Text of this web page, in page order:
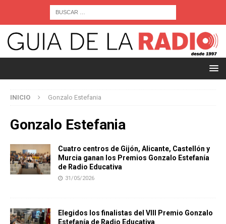
INICIO Gonzalo Estefania
Gonzalo Estefania
Cuatro centros de Gijón, Alicante, Castellón y
Murcia ganan los Premios Gonzalo Estefanía
de Radio Educativa
31/05/2026
Elegidos los finalistas del VIII Premio Gonzalo
Estefanía de Radio Educativa